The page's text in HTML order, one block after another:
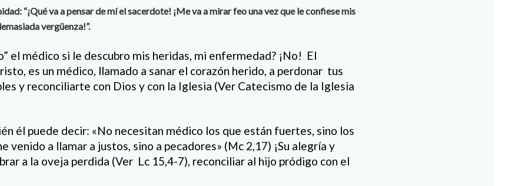
“¡Qué va a pensar de mí el sacerdote! ¡Me va a mirar feo una vez que le confiese mis
vergüenza!”.
el médico si le descubro mis heridas, mi enfermedad? ¡No! El
es un médico, llamado a sanar el corazón herido, a perdonar tus
y reconciliarte con Dios y con la Iglesia (Ver Catecismo de la Iglesia
él puede decir: «No necesitan médico los que están fuertes, sino los
venido a llamar a justos, sino a pecadores» (Mc 2,17) ¡Su alegría y
a la oveja perdida (Ver Lc 15,4-7), reconciliar al hijo pródigo con el